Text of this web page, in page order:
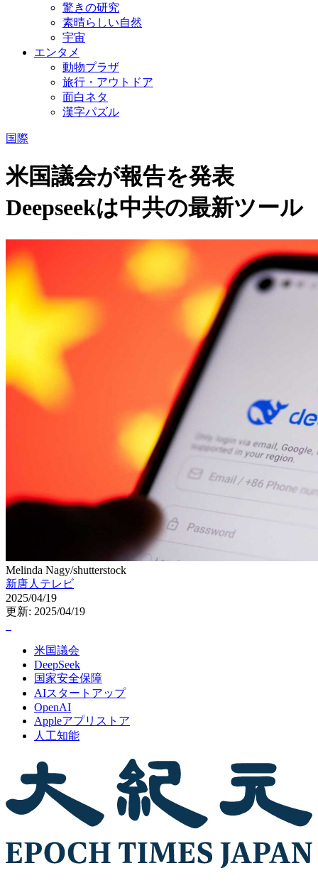
驚きの研究
素晴らしい自然
宇宙
エンタメ
動物プラザ
旅行・アウトドア
面白ネタ
漢字パズル
国際
米国議会が報告を発表
Deepseekは中共の最新ツール
Melinda Nagy/shutterstock
新唐人テレビ
2025/04/19
更新: 2025/04/19
米国議会
DeepSeek
国家安全保障
AIスタートアップ
OpenAI
Appleアプリストア
人工知能